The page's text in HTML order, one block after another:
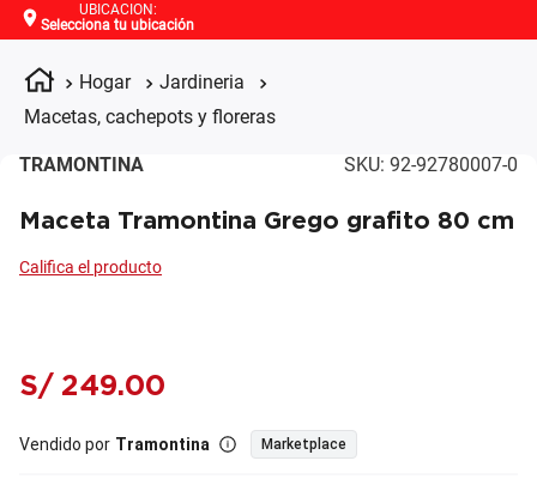
UBICACIÓN:
Selecciona tu ubicación
Hogar
Jardineria
Macetas, cachepots y floreras
TRAMONTINA SKU: 92-92780007-0
Maceta Tramontina Grego grafito 80 cm
S/ 249.00
Vendido por Tramontina Marketplace
Términos más buscados
2.
moto
3.
laptop